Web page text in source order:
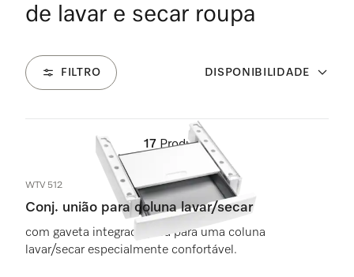
de lavar e secar roupa
FILTRO DISPONIBILIDADE
17 Produtos
WTV 512
Conj. união para coluna lavar/secar
com gaveta integrada para para uma coluna
lavar/secar especialmente confortável.